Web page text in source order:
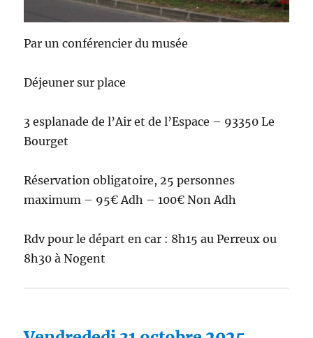
Par un conférencier du musée
Déjeuner sur place
3 esplanade de l’Air et de l’Espace – 93350 Le
Bourget
Réservation obligatoire, 25 personnes
maximum – 95€ Adh – 100€ Non Adh
Rdv pour le départ en car : 8h15 au Perreux ou
8h30 à Nogent